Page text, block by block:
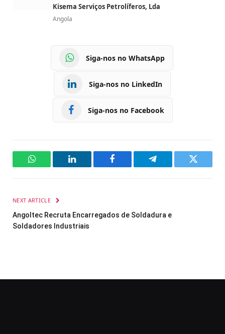
Kisema Serviços Petrolíferos, Lda
Angola
Siga-nos no WhatsApp
Siga-nos no LinkedIn
Siga-nos no Facebook
WhatsAppLinkedIn Facebook Telegram Twitter
NEXT ARTICLE
Angoltec Recruta Encarregados de Soldadura e
Soldadores Industriais